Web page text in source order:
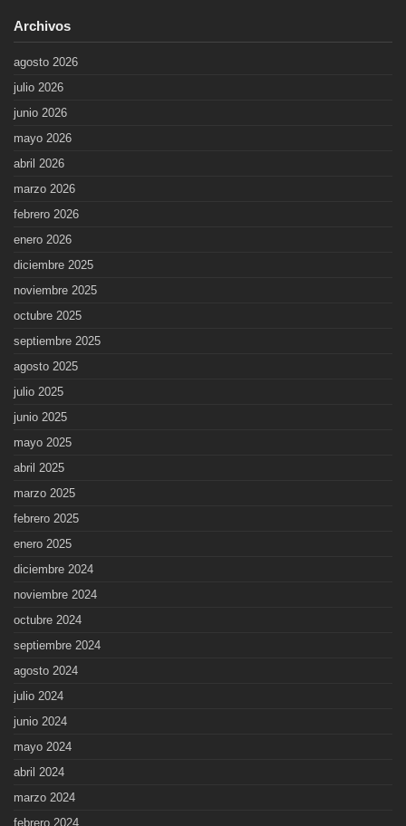
Archivos
agosto 2026
julio 2026
junio 2026
mayo 2026
abril 2026
marzo 2026
febrero 2026
enero 2026
diciembre 2025
noviembre 2025
octubre 2025
septiembre 2025
agosto 2025
julio 2025
junio 2025
mayo 2025
abril 2025
marzo 2025
febrero 2025
enero 2025
diciembre 2024
noviembre 2024
octubre 2024
septiembre 2024
agosto 2024
julio 2024
junio 2024
mayo 2024
abril 2024
marzo 2024
febrero 2024